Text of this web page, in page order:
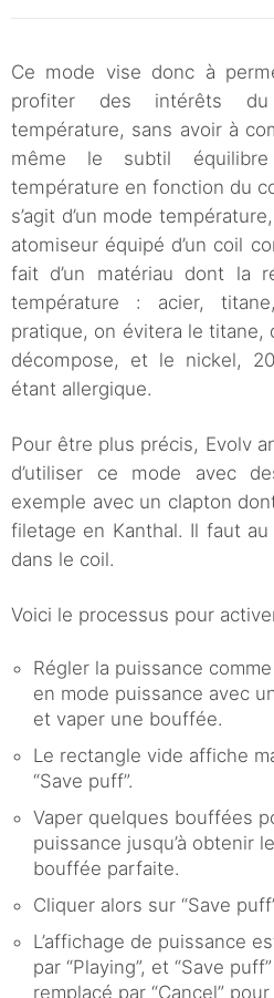
Ce mode vise donc à
profiter des intérêts
température, sans avoir à
même le subtil
température en fonction du
s’agit d’un mode
atomiseur équipé d’un coil
fait d’un matériau dont la
température : acier,
pratique, on évitera le titane,
décompose, et le nickel,
étant allergique.
Pour être plus précis, Evolv
d’utiliser ce mode avec
exemple avec un clapton
filetage en Kanthal. Il faut
dans le coil.
Voici le processus pour
Régler la puissance
en mode puissance avec
et vaper une bouffée.
Le rectangle vide affiche
“Save puff”.
Vaper quelques bouffées
puissance jusqu’à obtenir
bouffée parfaite.
Cliquer alors sur “Save
L’affichage de puissance
par “Playing”, et “Save
remplacé par “Cancel”